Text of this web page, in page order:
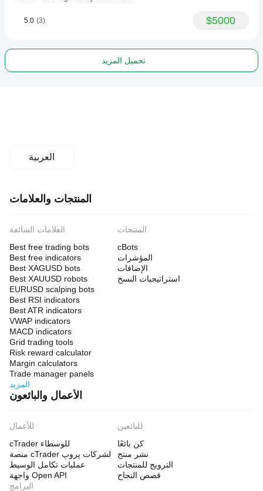
5.0 (3) $5000
تحميل المزيد
العربية
المنتجات والعلامات
العلامات الشائعة
Best free trading bots
Best free indicators
Best XAGUSD bots
Best XAUUSD robots
EURUSD scalping bots
Best RSI indicators
Best ATR indicators
VWAP indicators
MACD indicators
Grid trading tools
Risk reward calculator
Margin calculators
Trade manager panels
المزيد
المنتجات
cBots
المؤشرات
الإضافات
استراتيجيات النسخ
الأعمال والبائعون
للأعمال
cTrader للوسطاء
منصة cTrader لشركات پروپ
عمليات تكامل الوسيط
واجهة Open API
للبائعين
كن بائعًا
نشر منتج
الترويج للمنتجات
قصص النجاح
البرامج